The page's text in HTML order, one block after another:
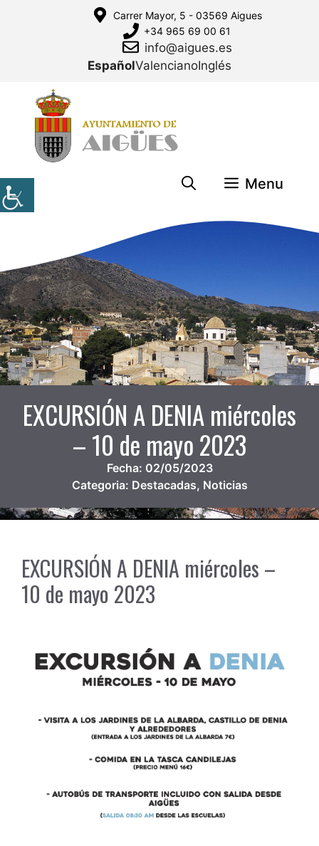
Carrer Mayor, 5 - 03569 Aigues
+34 965 69 00 61
info@aigues.es
EspañolValencianoInglés
Menu
EXCURSIÓN A DENIA miércoles
– 10 de mayo 2023
Fecha: 02/05/2023
Categoria: Destacadas, Noticias
EXCURSIÓN A DENIA miércoles –
10 de mayo 2023